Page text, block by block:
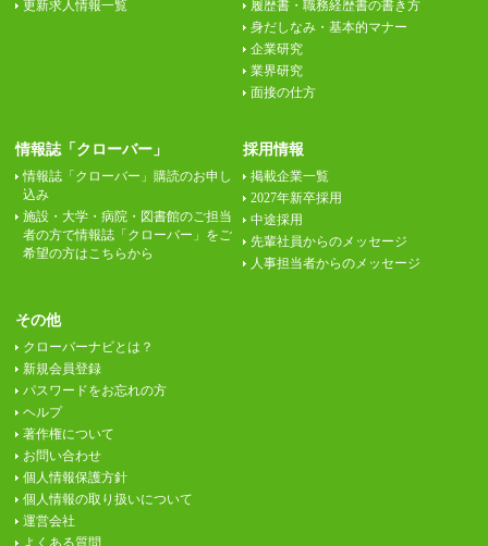
更新求人情報一覧
履歴書・職務経歴書の書き方
身だしなみ・基本的マナー
企業研究
業界研究
面接の仕方
情報誌「クローバー」
情報誌「クローバー」購読のお申し
込み
施設・大学・病院・図書館のご担当
者の方で情報誌「クローバー」をご
希望の方はこちらから
採用情報
掲載企業一覧
2027年新卒採用
中途採用
先輩社員からのメッセージ
人事担当者からのメッセージ
その他
クローバーナビとは？
新規会員登録
パスワードをお忘れの方
ヘルプ
著作権について
お問い合わせ
個人情報保護方針
個人情報の取り扱いについて
運営会社